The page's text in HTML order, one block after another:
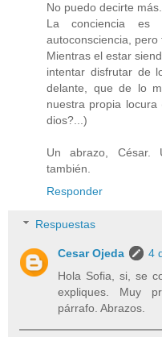
No puedo decirte más.
La conciencia
autoconsciencia, pero
Mientras el estar
intentar disfrutar de
delante, que de lo
nuestra propia
dios?...)
Un abrazo, César.
también.
Responder
Respuestas
Cesar Ojeda
4
Hola Sofia, si, se
expliques. Muy
párrafo. Abrazos.